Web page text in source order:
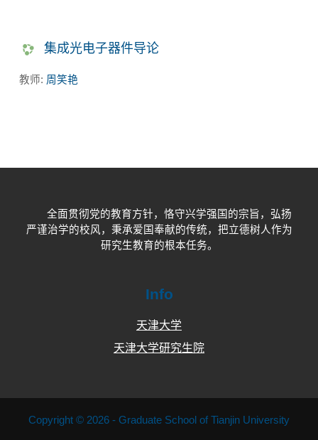
集成光电子器件导论
教师: 周笑艳
全面贯彻党的教育方针，恪守兴学强国的宗旨，弘扬
严谨治学的校风，秉承爱国奉献的传统，把立德树人作为
研究生教育的根本任务。
Info
天津大学
天津大学研究生院
Copyright © 2026 - Graduate School of Tianjin University